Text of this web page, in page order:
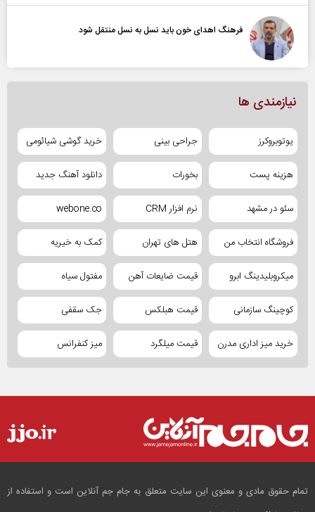
فرهنگ اهدای خون باید نسل به نسل منتقل شود
نیازمندی ها
یوتوبروکرز جراحی بینی خرید گوشی شیائومی
هزینه پست بخورات دانلود آهنگ جدید
سئو در مشهد نرم افزار CRM webone.co
فروشگاه انتخاب من هتل های تهران کمک به خیریه
میکروبلیدینگ ابرو قیمت ضایعات آهن مفتول سیاه
کوچینگ سازمانی قیمت هبلکس جک سقفی
خرید میز اداری مدرن قیمت میلگرد میز کنفرانس
تمام حقوق مادی و معنوی این سایت متعلق به جام جم آنلاین است و استفاده از